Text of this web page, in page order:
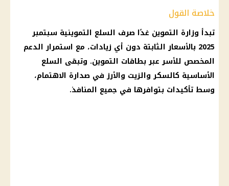
خلاصة القول
تبدأ وزارة التموين غدًا صرف السلع التموينية سبتمبر
2025 بالأسعار الثابتة دون أي زيادات، مع استمرار الدعم
المخصص للأسر عبر بطاقات التموين. وتبقى السلع
الأساسية كالسكر والزيت والأرز في صدارة الاهتمام،
وسط تأكيدات بتوافرها في جميع المنافذ.